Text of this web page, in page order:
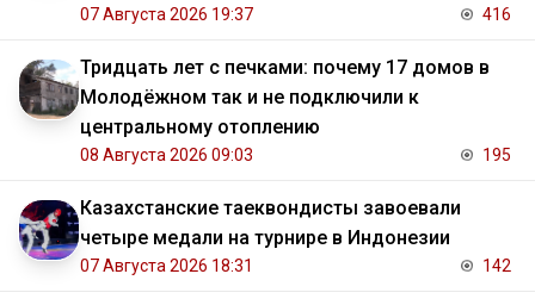
07 Августа 2026 19:37 416
Тридцать лет с печками: почему 17 домов в
Молодёжном так и не подключили к
центральному отоплению
08 Августа 2026 09:03 195
Казахстанские таеквондисты завоевали
четыре медали на турнире в Индонезии
07 Августа 2026 18:31 142